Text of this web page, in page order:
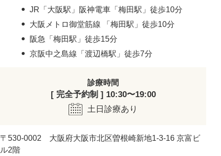
JR「大阪駅」阪神電車「梅田駅」徒歩10分
大阪メトロ御堂筋線 「梅田駅」徒歩10分
阪急「梅田駅」徒歩15分
京阪中之島線「渡辺橋駅」徒歩7分
診療時間
[ 完全予約制 ] 10:30〜19:00
土日診療あり
〒530-0002 大阪府大阪市北区曽根崎新地1-3-16 京富ビ
ル2階